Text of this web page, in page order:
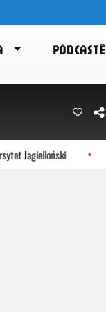
PÒDCASTË
Jagielloński